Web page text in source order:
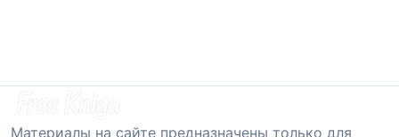
Материалы на сайте предназначены только для